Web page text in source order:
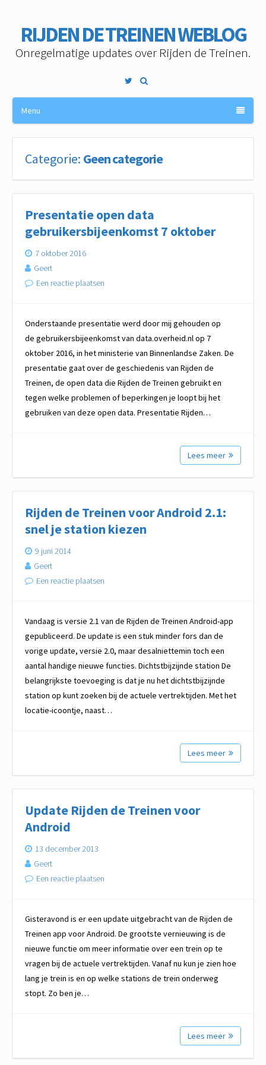
RIJDEN DE TREINEN WEBLOG
Onregelmatige updates over Rijden de Treinen.
Twitter
Menu
Categorie: Geen categorie
Presentatie open data
gebruikersbijeenkomst 7 oktober
7 oktober 2016
Geert
Een reactie plaatsen
Onderstaande presentatie werd door mij gehouden op
de gebruikersbijeenkomst van data.overheid.nl op 7
oktober 2016, in het ministerie van Binnenlandse Zaken. De
presentatie gaat over de geschiedenis van Rijden de
Treinen, de open data die Rijden de Treinen gebruikt en
tegen welke problemen of beperkingen je loopt bij het
gebruiken van deze open data. Presentatie Rijden…
Lees meer
Rijden de Treinen voor Android 2.1:
snel je station kiezen
9 juni 2014
Geert
Een reactie plaatsen
Vandaag is versie 2.1 van de Rijden de Treinen Android-app
gepubliceerd. De update is een stuk minder fors dan de
vorige update, versie 2.0, maar desalniettemin toch een
aantal handige nieuwe functies. Dichtstbijzijnde station De
belangrijkste toevoeging is dat je nu het dichtstbijzijnde
station op kunt zoeken bij de actuele vertrektijden. Met het
locatie-icoontje, naast…
Lees meer
Update Rijden de Treinen voor
Android
13 december 2013
Geert
Een reactie plaatsen
Gisteravond is er een update uitgebracht van de Rijden de
Treinen app voor Android. De grootste vernieuwing is de
nieuwe functie om meer informatie over een trein op te
vragen bij de actuele vertrektijden. Vanaf nu kun je zien hoe
lang je trein is en op welke stations de trein onderweg
stopt. Zo ben je…
Lees meer